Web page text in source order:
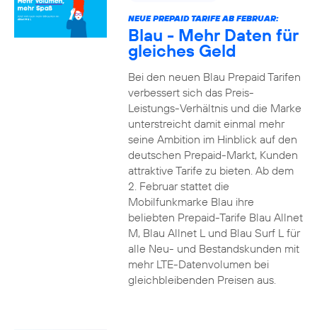
NEUE PREPAID TARIFE AB FEBRUAR:
Blau - Mehr Daten für
gleiches Geld
Bei den neuen Blau Prepaid Tarifen
verbessert sich das Preis-
Leistungs-Verhältnis und die Marke
unterstreicht damit einmal mehr
seine Ambition im Hinblick auf den
deutschen Prepaid-Markt, Kunden
attraktive Tarife zu bieten. Ab dem
2. Februar stattet die
Mobilfunkmarke Blau ihre
beliebten Prepaid-Tarife Blau Allnet
M, Blau Allnet L und Blau Surf L für
alle Neu- und Bestandskunden mit
mehr LTE-Datenvolumen bei
gleichbleibenden Preisen aus.